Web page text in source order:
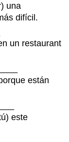
una
difícil.
un restaurant
están
este